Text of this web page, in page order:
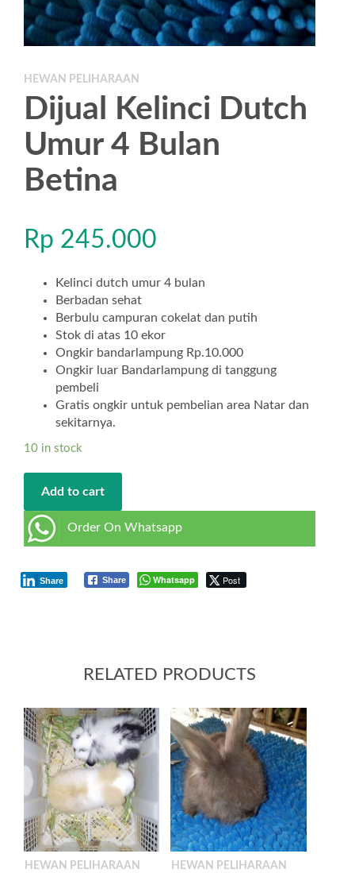
HEWAN PELIHARAAN
Dijual Kelinci Dutch
Umur 4 Bulan
Betina
Rp 245.000
Kelinci dutch umur 4 bulan
Berbadan sehat
Berbulu campuran cokelat dan putih
Stok di atas 10 ekor
Ongkir bandarlampung Rp.10.000
Ongkir luar Bandarlampung di tanggung
pembeli
Gratis ongkir untuk pembelian area Natar dan
sekitarnya.
10 in stock
Add to cart
Order On Whatsapp
Share Whatsapp Post
Share
RELATED PRODUCTS
HEWAN PELIHARAAN HEWAN PELIHARAAN